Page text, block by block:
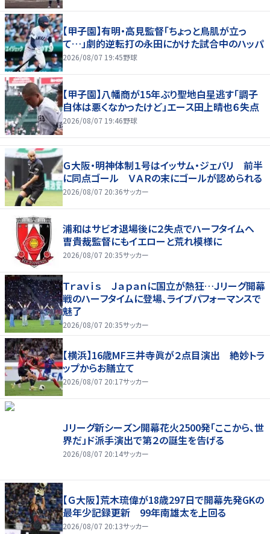
【甲子園】有明・高見監督「ちょっと鳥肌が立っ
て…」劇的逆転打の永田にかけた試合中のハッパ
2026/08/07 19:45野球
【甲子園】八幡商が15年ぶり聖地白星逃す「調子
自体は悪くなかったけど」エース田上晴也６失点
2026/08/07 19:46野球
Ｇ大阪・明神体制１号はイッサム・ジェバリ 前半
に同点ゴール ＶＡＲの末にゴールが認められる
2026/08/07 20:36サッカー
浦和はサビオ退場後に２失点でハーフタイムへ
曺貴裁監督にもイエローと荒れ模様に
2026/08/07 20:35サッカー
Ｔｒａｖｉｓ Ｊａｐａｎに国立が熱狂…Ｊリーグ開幕
戦のハーフタイムに登場、ライブパフォーマンスで
魅了
2026/08/07 20:35サッカー
【横浜】16歳MF三井寺眞が２点目演出 絶妙トラ
ップからお膳立て
2026/08/07 20:17サッカー
Ｊリーグ新シーズン開幕花火2500発「ここから、世
界だ」ド派手演出で第２の誕生を告げる
2026/08/07 20:14サッカー
【Ｇ大阪】荒木琉偉が18歳297日で開幕先発GKの
最年少記録更新 99年南雄太を上回る
2026/08/07 20:13サッカー